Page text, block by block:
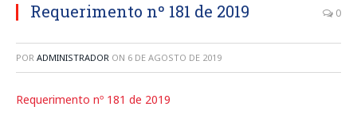
Requerimento nº 181 de 2019 0
POR ADMINISTRADOR ON 6 DE AGOSTO DE 2019
Requerimento nº 181 de 2019